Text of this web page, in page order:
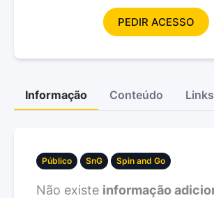
PEDIR ACESSO
Informação Conteúdo Links
Público SnG Spin and Go
Não existe informação